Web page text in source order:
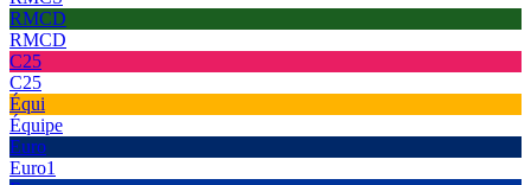
RMCD
RMCD
C25
C25
Équi
Équipe
Euro
Euro1